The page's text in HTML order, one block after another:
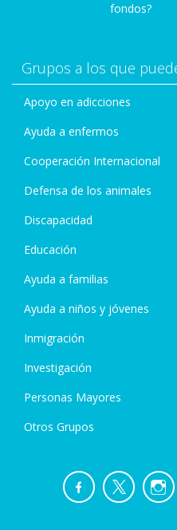
fondos?
Grupos a los que
Apoyo en adicciones
Ayuda a enfermos
Cooperación Internacional
Defensa de los animales
Discapacidad
Educación
Ayuda a familias
Ayuda a niños y jóvenes
Inmigración
Investigación
Personas Mayores
Otros Grupos